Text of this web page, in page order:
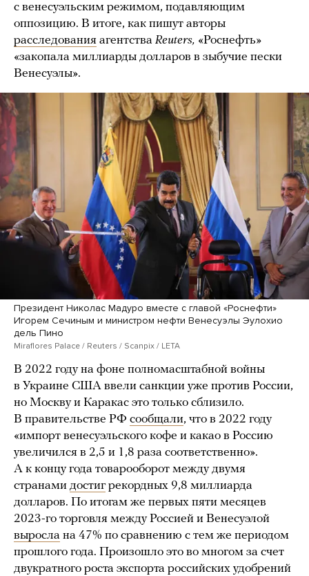
с венесуэльским режимом, подавляющим
оппозицию. В итоге, как пишут авторы
расследования агентства Reuters, «Роснефть»
«закопала миллиарды долларов в зыбучие пески
Венесуэлы».
Президент Николас Мадуро вместе с главой «Роснефти»
Игорем Сечиным и министром нефти Венесуэлы Эулохио
дель Пино
Miraflores Palace / Reuters / Scanpix / LETA
В 2022 году на фоне полномасштабной войны
в Украине США ввели санкции уже против России,
но Москву и Каракас это только сблизило.
В правительстве РФ сообщали, что в 2022 году
«импорт венесуэльского кофе и какао в Россию
увеличился в 2,5 и 1,8 раза соответственно».
А к концу года товарооборот между двумя
странами достигрекордных 9,8 миллиарда
долларов. По итогам же первых пяти месяцев
2023-го торговля между Россией и Венесуэлой
выросла на 47% по сравнению с тем же периодом
прошлого года. Произошло это во многом за счет
двукратного роста экспорта российских удобрений